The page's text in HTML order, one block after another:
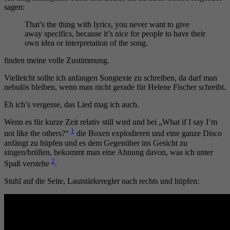
sagen:
That’s the thing with lyrics, you never want to give
away specifics, because it’s nice for people to have their
own idea or interpretation of the song.
finden meine volle Zustimmung.
Vielleicht sollte ich anfangen Songtexte zu schreiben, da darf man
nebulös bleiben, wenn man nicht gerade für Helene Fischer schreibt.
Eh ich’s vergesse, das Lied mag ich auch.
Wenn es für kurze Zeit relativ still wird und bei „What if I say I’m
not like the others?“ 1 die Boxen explodieren und eine ganze Disco
anfängt zu hüpfen und es dem Gegenüber ins Gesicht zu
singen/brüllen, bekommt man eine Ahnung davon, was ich unter
Spaß verstehe 2.
Stuhl auf die Seite, Lautstärkeregler nach rechts und hüpfen: